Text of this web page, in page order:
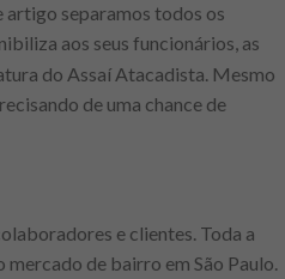
artigo separamos todos os
aos seus funcionários, as
do Assaí Atacadista. Mesmo
de uma chance de
e clientes. Toda a
de bairro em São Paulo.